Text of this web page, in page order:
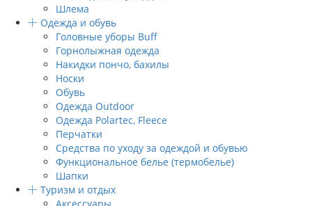
Шлема
Одежда и обувь
Головные уборы Buff
Горнолыжная одежда
Накидки пончо, бахилы
Носки
Обувь
Одежда Outdoor
Одежда Polartec, Fleece
Перчатки
Средства по уходу за одеждой и обувью
Функциональное белье (термобелье)
Шапки
Туризм и отдых